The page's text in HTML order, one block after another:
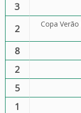
3
2
Copa
8
2
5
1